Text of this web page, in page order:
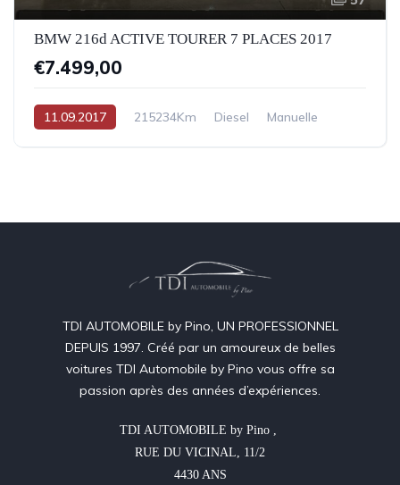
BMW 216d ACTIVE TOURER 7 PLACES 2017
€7.499,00
11.09.2017 215234Km Diesel Manuelle
TDI AUTOMOBILE by Pino, UN PROFESSIONNEL
DEPUIS 1997. Créé par un amoureux de belles
voitures TDI Automobile by Pino vous offre sa
passion après des années d’expériences.
TDI AUTOMOBILE by Pino ,
RUE DU VICINAL, 11/2
4430 ANS